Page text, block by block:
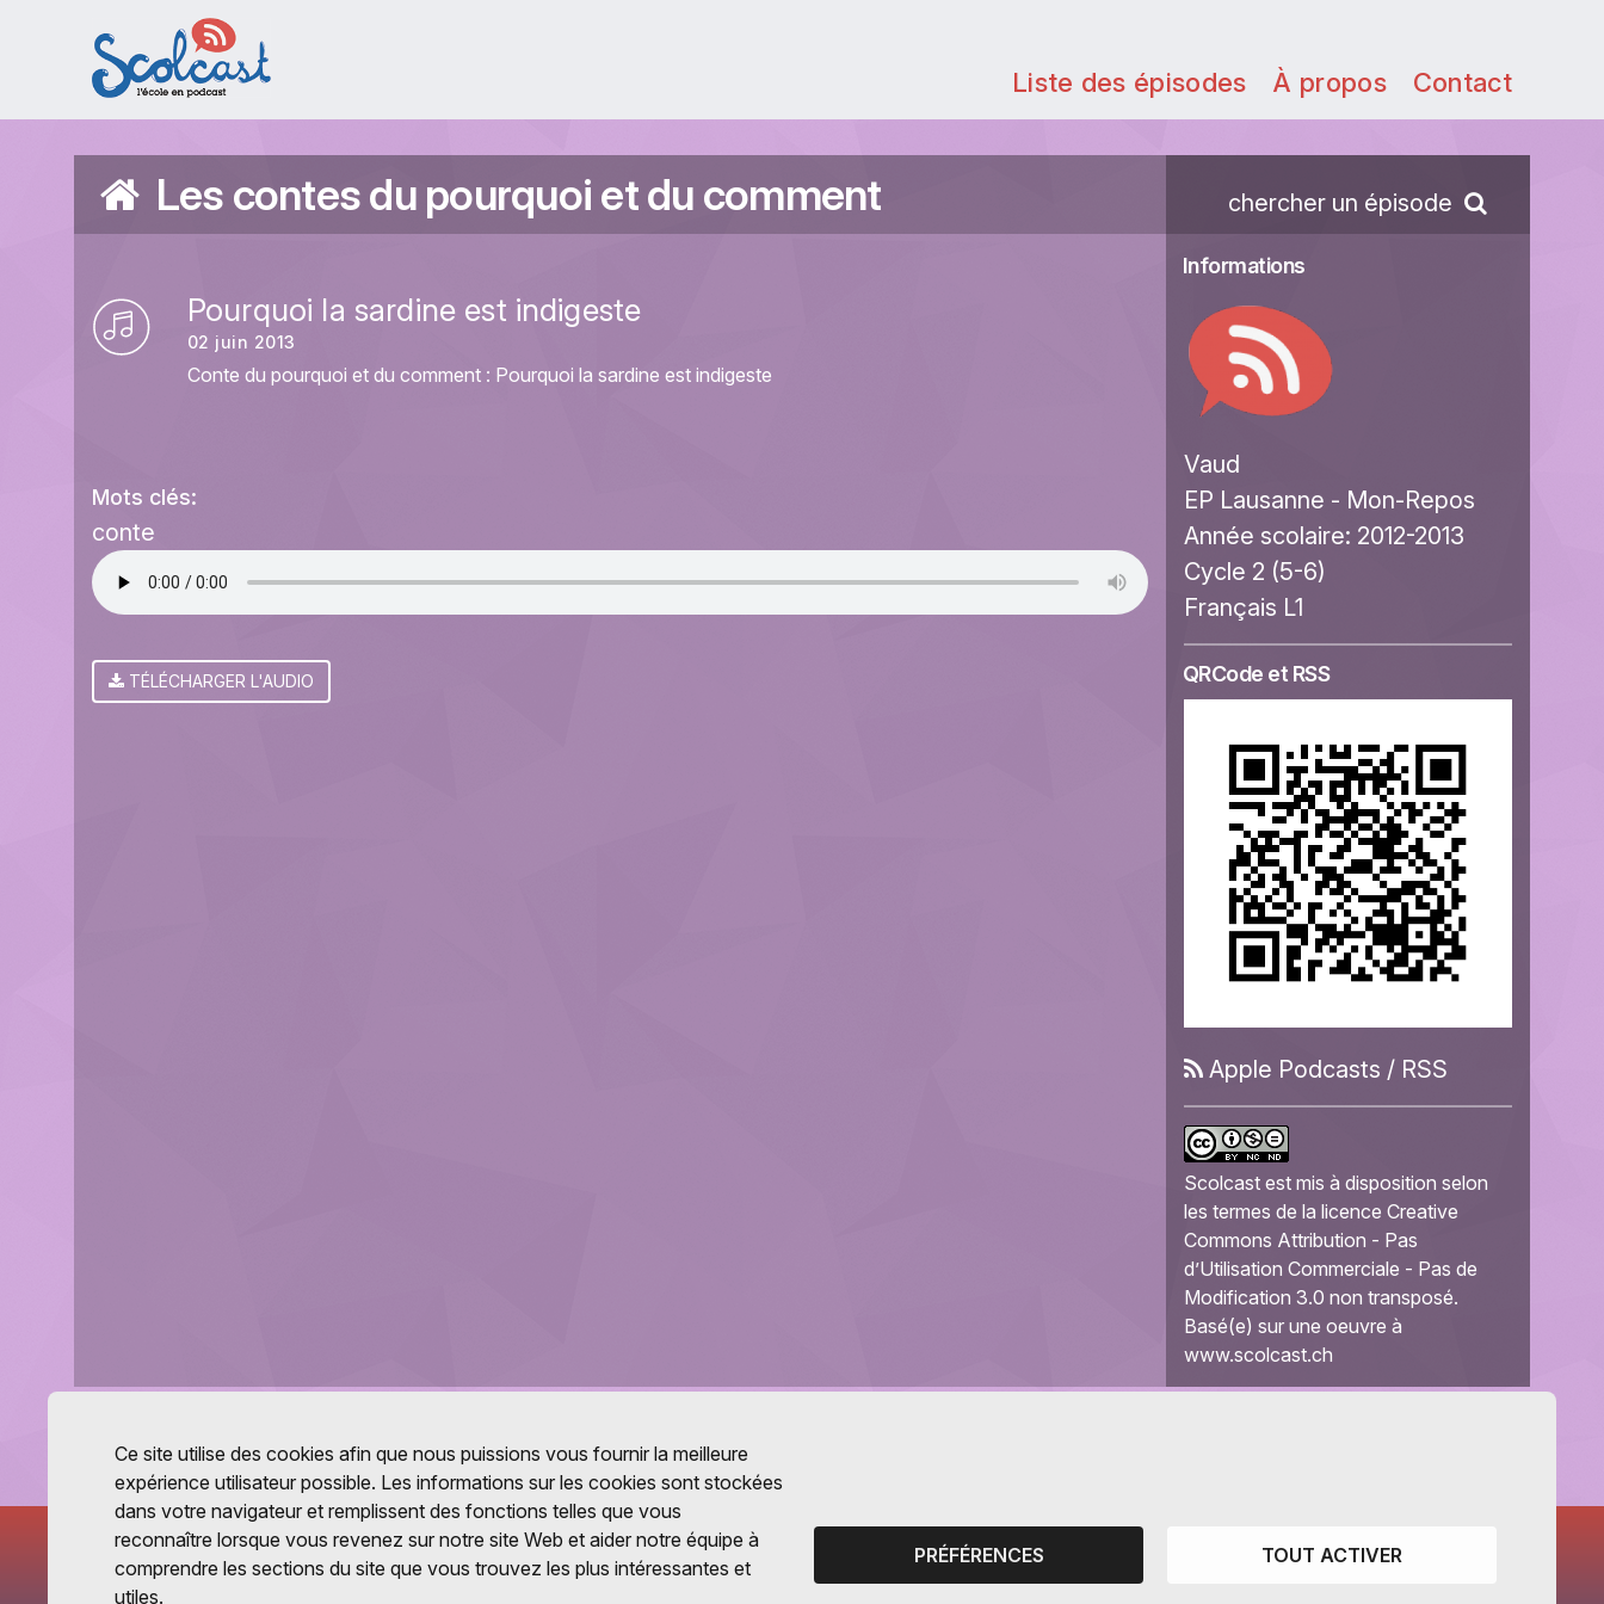
Aller au contenu principal
Liste des épisodes À propos Contact
Les contes du pourquoi et du comment chercher un épisode
Pourquoi la sardine est indigeste
02 juin 2013
Conte du pourquoi et du comment : Pourquoi la sardine est indigeste
Mots clés:
conte
TÉLÉCHARGER L'AUDIO
Informations
Vaud
EP Lausanne - Mon-Repos
Année scolaire: 2012-2013
Cycle 2 (5-6)
Français L1
QRCode et RSS
Apple Podcasts / RSS
Scolcast est mis à disposition selon
les termes de la licence Creative
Commons Attribution - Pas
d’Utilisation Commerciale - Pas de
Modification 3.0 non transposé.
Basé(e) sur une oeuvre à
www.scolcast.ch
Ce site utilise des cookies afin que nous puissions vous fournir la meilleure
expérience utilisateur possible. Les informations sur les cookies sont stockées
dans votre navigateur et remplissent des fonctions telles que vous
reconnaître lorsque vous revenez sur notre site Web et aider notre équipe à
comprendre les sections du site que vous trouvez les plus intéressantes et
utiles.
PRÉFÉRENCES TOUT ACTIVER